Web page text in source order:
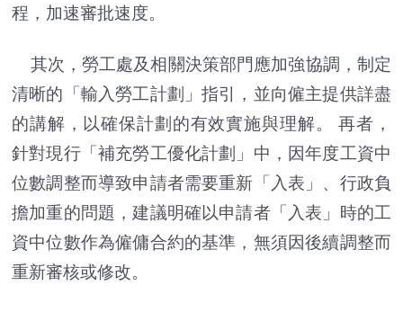
程，加速審批速度。
其次，勞工處及相關決策部門應加強協調，制定
清晰的「輸入勞工計劃」指引，並向僱主提供詳盡
的講解，以確保計劃的有效實施與理解。 再者，
針對現行「補充勞工優化計劃」中，因年度工資中
位數調整而導致申請者需要重新「入表」、行政負
擔加重的問題，建議明確以申請者「入表」時的工
資中位數作為僱傭合約的基準，無須因後續調整而
重新審核或修改。